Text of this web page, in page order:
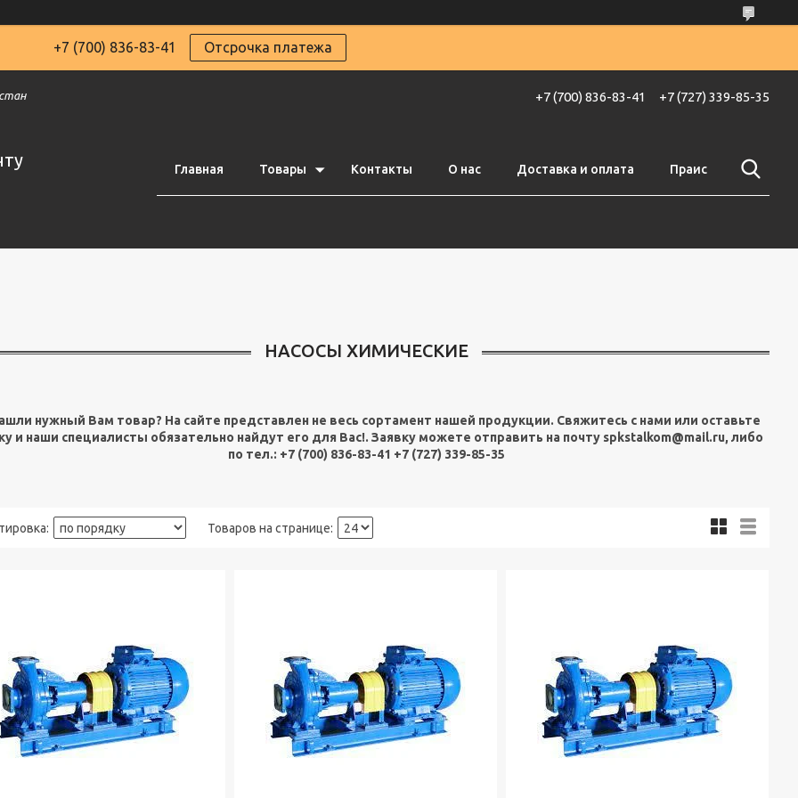
+7 (700) 836-83-41 Отсрочка платежа
+7 (700) 836-83-41 +7 (727) 339-85-35
Главная Товары Контакты О нас Доставка и оплата Праис
НАСОСЫ ХИМИЧЕСКИЕ
нужный Вам товар? На сайте представлен не весь сортамент нашей продукции. Свяжитесь с нами или оставьте
и наши специалисты обязательно найдут его для Вас!. Заявку можете отправить на почту spkstalkom@mail.ru, либо
по тел.: +7 (700) 836-83-41 +7 (727) 339-85-35